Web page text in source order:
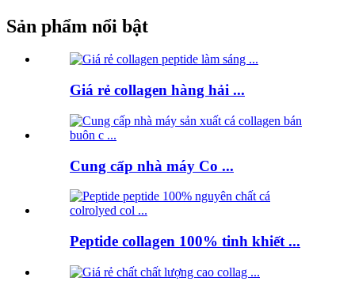
Sản phẩm nổi bật
Giá rẻ collagen hàng hải ...
Cung cấp nhà máy Co ...
Peptide collagen 100% tinh khiết ...